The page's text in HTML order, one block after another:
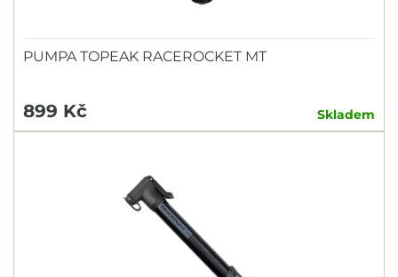
PUMPA TOPEAK RACEROCKET MT
899 Kč Skladem